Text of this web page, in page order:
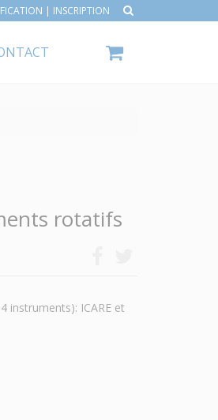
| INSCRIPTION
rotatifs
instruments): ICARE et